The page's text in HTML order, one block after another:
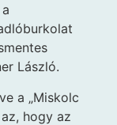
László.
a „Miskolc
hogy az